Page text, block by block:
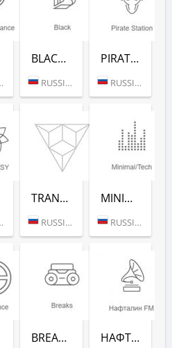
BLACK RAP (РАДИО РЕКОРД)
RUSSIA (MOSCOW)
PIRATE STATION (РАДИО РЕКОРД)
RUSSIA (MOSCOW)
TRANCE CLASSICS (РАДИО РЕКОРД)
RUSSIA (MOSCOW)
MINIMAL/TECH (РАДИО РЕКОРД)
RUSSIA (MOSCOW)
BREAKS (РАДИО РЕКОРД) НАФТАЛИН FM (РАДИО РЕКОРД)